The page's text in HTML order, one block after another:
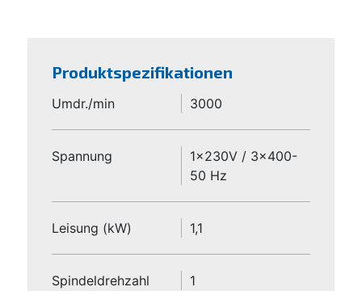
Produktspezifikationen
Umdr./min 3000
Spannung
1x230V / 3x400-
50 Hz
Leisung (kW) 1,1
Spindeldrehzahl 1